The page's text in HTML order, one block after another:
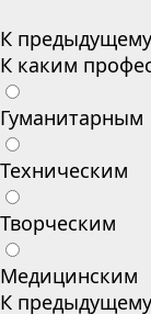
К
К каким
Гуманитарным
Техническим
Творческим
Медицинским
К